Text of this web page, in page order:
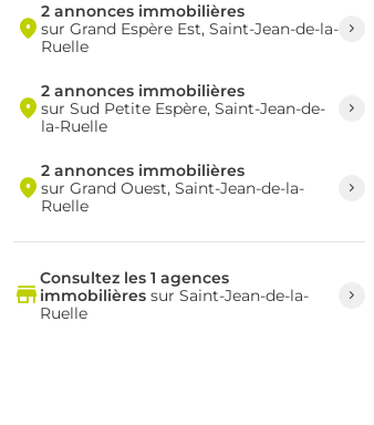
2 annonces immobilières
sur Grand Espère Est, Saint-Jean-de-la-
Ruelle
2 annonces immobilières
sur Sud Petite Espère, Saint-Jean-de-
la-Ruelle
2 annonces immobilières
sur Grand Ouest, Saint-Jean-de-la-
Ruelle
Consultez les 1 agences
immobilièressur Saint-Jean-de-la-
Ruelle